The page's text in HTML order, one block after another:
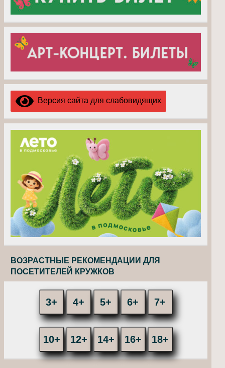
Версия сайта для слабовидящих
ВОЗРАСТНЫЕ РЕКОМЕНДАЦИИ ДЛЯ
ПОСЕТИТЕЛЕЙ КРУЖКОВ
3+ 4+ 5+ 6+ 7+
10+ 12+ 14+ 16+ 18+